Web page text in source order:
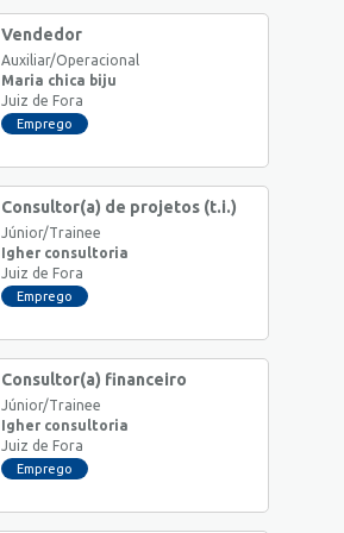
Vendedor
Auxiliar/Operacional
Maria chica biju
Juiz de Fora
Emprego
Consultor(a) de projetos (t.i.)
Júnior/Trainee
Igher consultoria
Juiz de Fora
Emprego
Consultor(a) financeiro
Júnior/Trainee
Igher consultoria
Juiz de Fora
Emprego